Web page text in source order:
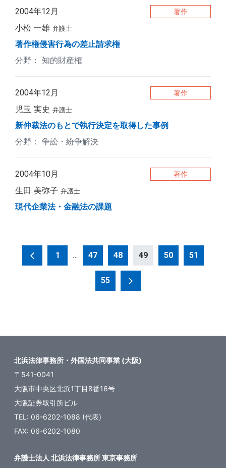
2004年12月 著作
小松 一雄 弁護士
著作権侵害行為の差止請求権
知的財産権
2004年12月 著作
児玉 実史 弁護士
新仲裁法のもとで執行決定を取得した事例
争訟・紛争解決
2004年10月 著作
生田 美弥子 弁護士
現代企業法・金融法の課題
稿
り
1 … 47 48 49 50 51
… 55
北浜法律事務所・外国法共同事業 (大阪)
〒541-0041
大阪市中央区北浜1丁目8番16号
大阪証券取引所ビル
TEL: 06-6202-1088 (代表)
FAX: 06-6202-1080
弁護士法人 北浜法律事務所 東京事務所